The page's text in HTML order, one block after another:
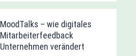
MoodTalks – wie digitales
Mitarbeiterfeedback
Unternehmen verändert